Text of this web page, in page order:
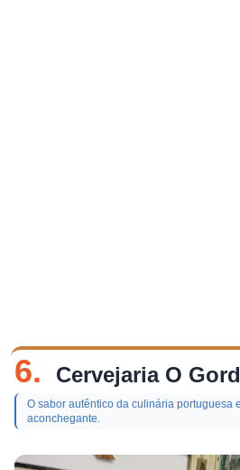
6. Cervejaria O
O sabor autêntico da culinária portuguesa
aconchegante.